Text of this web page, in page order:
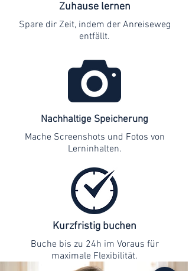
Zuhause lernen
Spare dir Zeit, indem der Anreiseweg
entfällt.
Nachhaltige Speicherung
Mache Screenshots und Fotos von
Lerninhalten.
Kurzfristig buchen
Buche bis zu 24h im Voraus für
maximale Flexibilität.